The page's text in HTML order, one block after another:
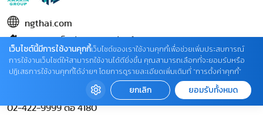
ngthai.com
ในเครือ บริษัท อมรินทร์ คอร์เปอเรชั่นส์ จำกัด (มหาชน)
02 422 9999 ต่อ 4220
ติดต่อแจ้งปัญหาหรือร้องเรียน
02-422-9999 ต่อ 4180
เว็บไซต์นี้มีการใช้งานคุกกี้เว็บไซต์ของเราใช้งานคุกกี้เพื่อช่วยเพิ่มประสบการณ์
การใช้งานเว็บไซต์ให้สามารถใช้งานได้ดียิ่งขึ้น คุณสามารถเลือกที่จะยอมรับหรือ
ปฏิเสธการใช้งานคุกกี้ได้ง่ายๆ โดยการดูรายละเอียดเพิ่มเติมที่ “การตั้งค่าคุกกี้”
ยกเลิก ยอมรับทั้งหมด